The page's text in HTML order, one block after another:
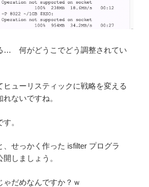
… 何がどうこでどう調整されてい
ヒューリスティックに戦略を変える
ないですね。
。
せっかく作った isfilter プログラ
しましょう。
ゃだめなんですか？ｗ